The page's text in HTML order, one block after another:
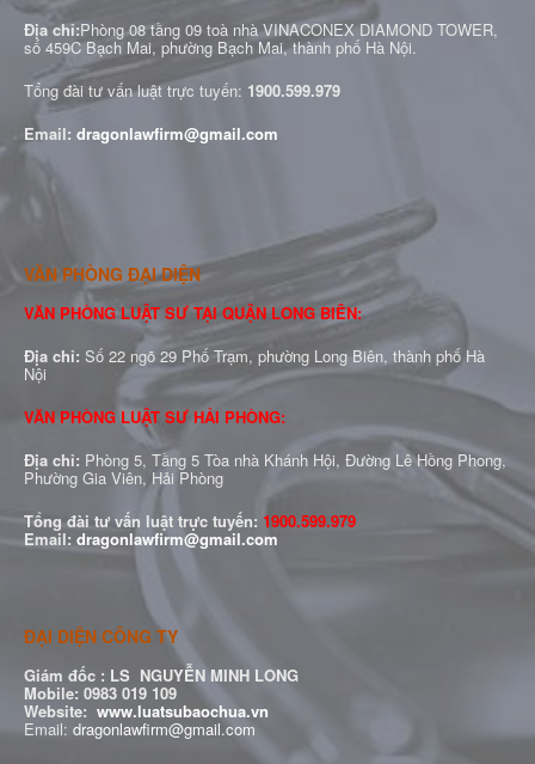
Địa chỉ:Phòng 08 tầng 09 toà nhà VINACONEX DIAMOND TOWER,
số 459C Bạch Mai, phường Bạch Mai, thành phố Hà Nội.
Tổng đài tư vấn luật trực tuyến: 1900.599.979
Email: dragonlawfirm@gmail.com
VĂN PHÒNG ĐẠI DIỆN
VĂN PHÒNG LUẬT SƯ TẠI QUẬN LONG BIÊN:
Địa chỉ: Số 22 ngõ 29 Phố Trạm, phường Long Biên, thành phố Hà
Nội
VĂN PHÒNG LUẬT SƯ HẢI PHÒNG:
Địa chỉ: Phòng 5, Tầng 5 Tòa nhà Khánh Hội, Đường Lê Hồng Phong,
Phường Gia Viên, Hải Phòng
Tổng đài tư vấn luật trực tuyến: 1900.599.979
Email: dragonlawfirm@gmail.com
ĐẠI DIỆN CÔNG TY
Giám đốc : LS NGUYỄN MINH LONG
Mobile: 0983 019 109
Website: www.luatsubaochua.vn
Email: dragonlawfirm@gmail.com